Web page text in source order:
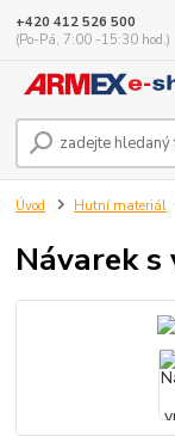
+420 412 526 500
(Po-Pá, 7:00 -15:30 hod.)
Úvod Hutní materiál
Návarek s